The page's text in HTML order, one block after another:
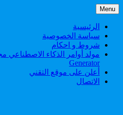
Skip
to
content
Menu
الرئيسية
سياسة الخصوصية
شروط و احكام
Generator
أعلن على موقع التقني
الاتصال